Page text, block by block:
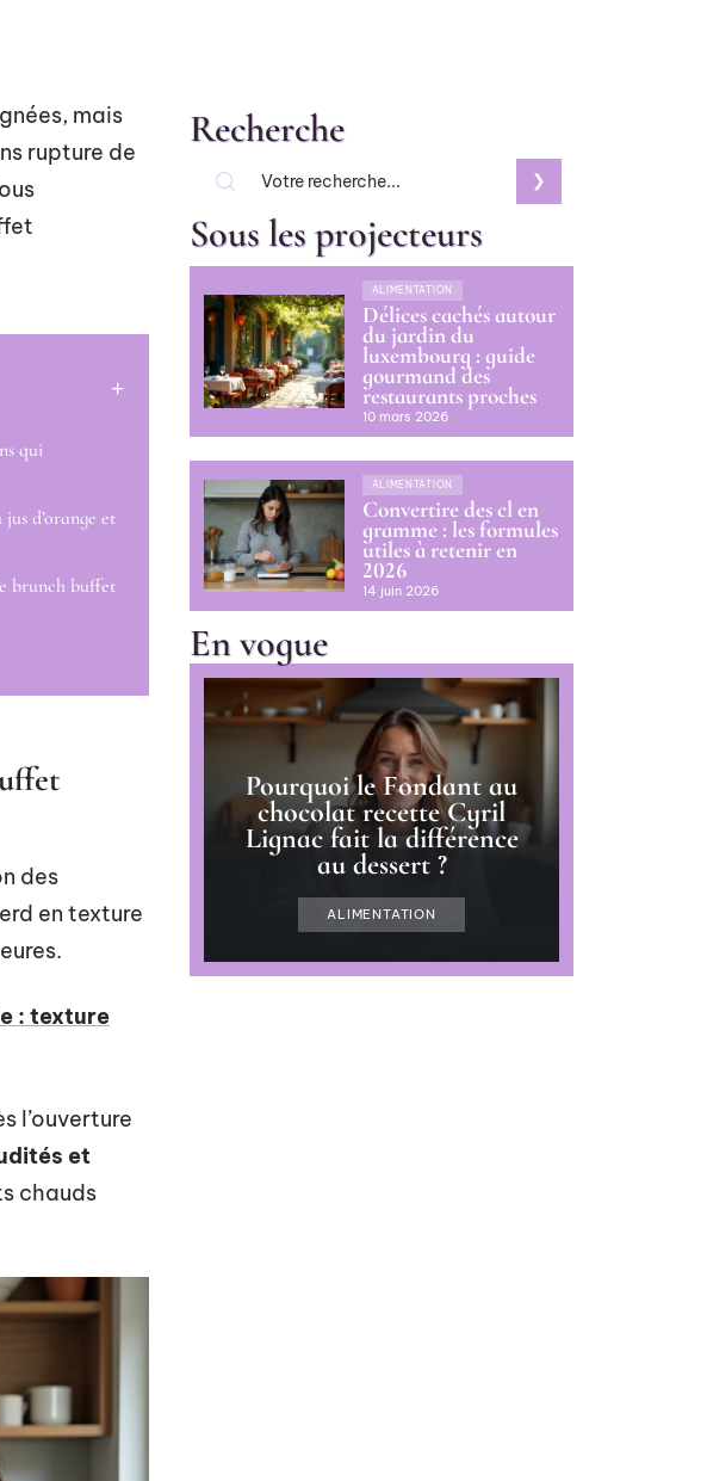
mais
rupture de
qui
d’orange et
brunch buffet
des
en texture
: texture
l’ouverture
et
chauds
Recherche
Sous les projecteurs
ALIMENTATION
Délices cachés autour
du jardin du
luxembourg : guide
gourmand des
restaurants proches
10 mars 2026
ALIMENTATION
Convertire des cl en
gramme : les formules
utiles à retenir en
2026
14 juin 2026
En vogue
Pourquoi le Fondant au
chocolat recette Cyril
Lignac fait la différence
au dessert ?
ALIMENTATION